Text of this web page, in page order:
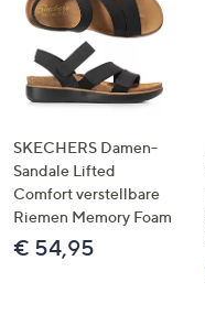
Sie
Touch-
Geräten
links
bzw.
rechts,
um
diese
SKECHERS Damen-
Sandale Lifted
Comfort verstellbare
Riemen Memory Foam
€ 54,95